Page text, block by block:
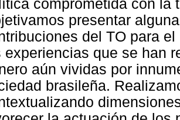
comprometida con la
presentar
del TO para
experiencias que se han
aún vividas por
brasileña.